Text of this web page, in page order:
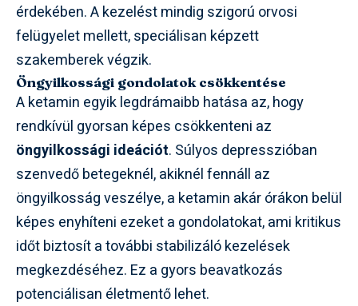
érdekében. A kezelést mindig szigorú orvosi
felügyelet mellett, speciálisan képzett
szakemberek végzik.
Öngyilkossági gondolatok csökkentése
A ketamin egyik legdrámaibb hatása az, hogy
rendkívül gyorsan képes csökkenteni az
öngyilkossági ideációt. Súlyos depresszióban
szenvedő betegeknél, akiknél fennáll az
öngyilkosság veszélye, a ketamin akár órákon belül
képes enyhíteni ezeket a gondolatokat, ami kritikus
időt biztosít a további stabilizáló kezelések
megkezdéséhez. Ez a gyors beavatkozás
potenciálisan életmentő lehet.